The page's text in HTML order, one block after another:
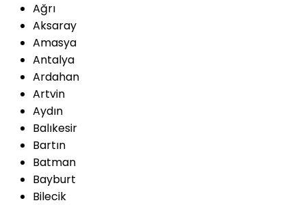
Ağrı
Aksaray
Amasya
Antalya
Ardahan
Artvin
Aydın
Balıkesir
Bartın
Batman
Bayburt
Bilecik